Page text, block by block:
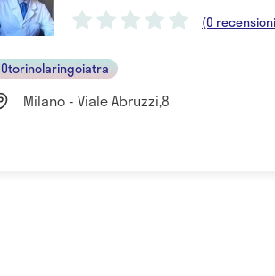
(0
Otorinolaringoiatra
Milano - Viale Abruzzi,8